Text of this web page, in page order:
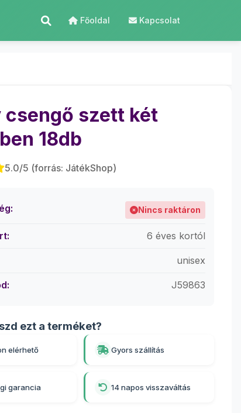
Főoldal Kapcsolat
csengő szett két
18db
5.0/5 (forrás: JátékShop)
Nincs raktáron
6 éves kortól
unisex
J59863
ezt a terméket?
elérhető Gyors szállítás
garancia 14 napos visszaváltás